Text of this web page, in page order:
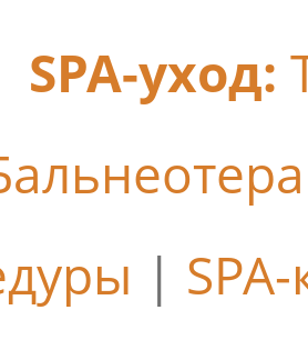
SPA-уход:
|